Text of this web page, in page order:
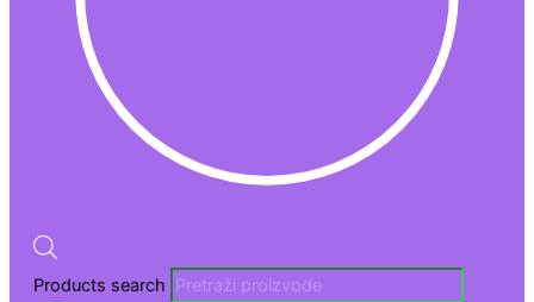
Products search